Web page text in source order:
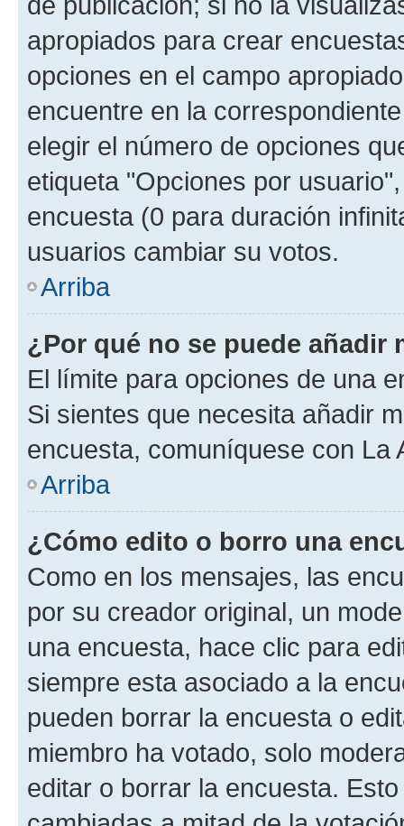
apropiados para crear
opciones en el campo
encuentre en la
elegir el número de opciones
etiqueta "Opciones por
encuesta (0 para duración
usuarios cambiar su votos.
Arriba
¿Por qué no se puede añadir
El límite para opciones de una
Si sientes que necesita añadir
encuesta, comuníquese con La
Arriba
¿Cómo edito o borro una
Como en los mensajes, las
por su creador original, un
una encuesta, hace clic para
siempre esta asociado a la
pueden borrar la encuesta o
miembro ha votado, solo
editar o borrar la encuesta.